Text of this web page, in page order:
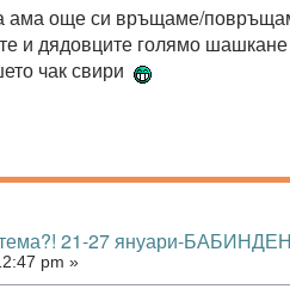
ама още си връщаме/
и дядовците голямо
чак свири
21-27 януари-
pm »